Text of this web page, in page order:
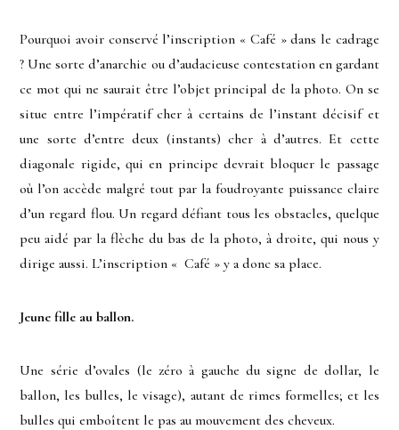
Pourquoi avoir conservé l’inscription « Café » dans le cadrage
? Une sorte d’anarchie ou d’audacieuse contestation en gardant
ce mot qui ne saurait être l’objet principal de la photo. On se
situe entre l’impératif cher à certains de l’instant décisif et
une sorte d’entre deux (instants) cher à d’autres. Et cette
diagonale rigide, qui en principe devrait bloquer le passage
où l’on accède malgré tout par la foudroyante puissance claire
d’un regard flou. Un regard défiant tous les obstacles, quelque
peu aidé par la flèche du bas de la photo, à droite, qui nous y
dirige aussi. L’inscription « Café » y a donc sa place.
Jeune fille au ballon.
Une série d’ovales (le zéro à gauche du signe de dollar, le
ballon, les bulles, le visage), autant de rimes formelles; et les
bulles qui emboîtent le pas au mouvement des cheveux.